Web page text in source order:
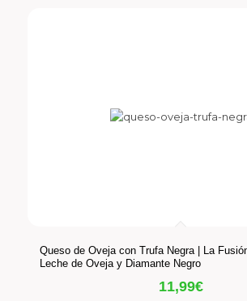
Queso de Oveja con Trufa Negra | La
Leche de Oveja y Diamante Negro
11,99€